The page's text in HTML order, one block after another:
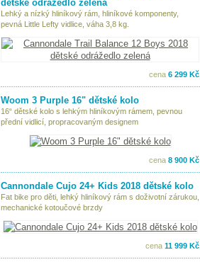
dětské odrážedlo zelená
Lehký a nízký hliníkový rám, hliníkové komponenty,
pevná Little Lefty vidlice, váha 3,8 kg.
cena 6 299 Kč
Woom 3 Purple 16" dětské kolo
16“ dětské kolo s lehkým hliníkovým rámem, pevnou
přední vidlicí, propracovaným designem
cena 8 900 Kč
Cannondale Cujo 24+ Kids 2018 dětské kolo
Fat bike pro děti, lehký hliníkový rám s doživotní zárukou,
mechanické kotoučové brzdy
cena 11 999 Kč